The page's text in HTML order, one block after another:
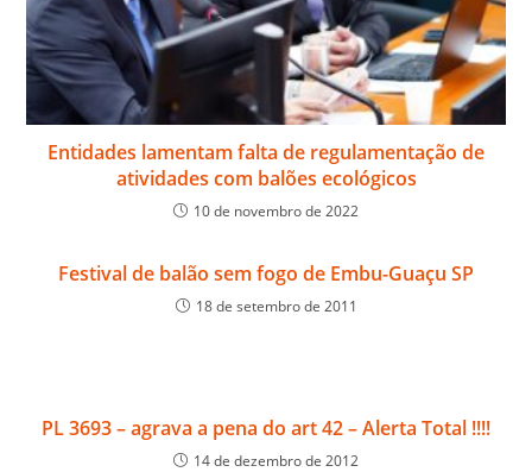
Entidades lamentam falta de regulamentação de
atividades com balões ecológicos
10 de novembro de 2022
Festival de balão sem fogo de Embu-Guaçu SP
18 de setembro de 2011
PL 3693 – agrava a pena do art 42 – Alerta Total !!!!
14 de dezembro de 2012